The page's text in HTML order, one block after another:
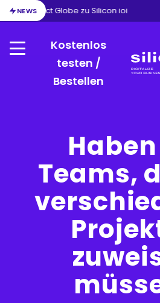
NEWS
von Exact Globe zu Silicon ioi
Menu
Kostenlos
testen /
Bestellen
Teams,